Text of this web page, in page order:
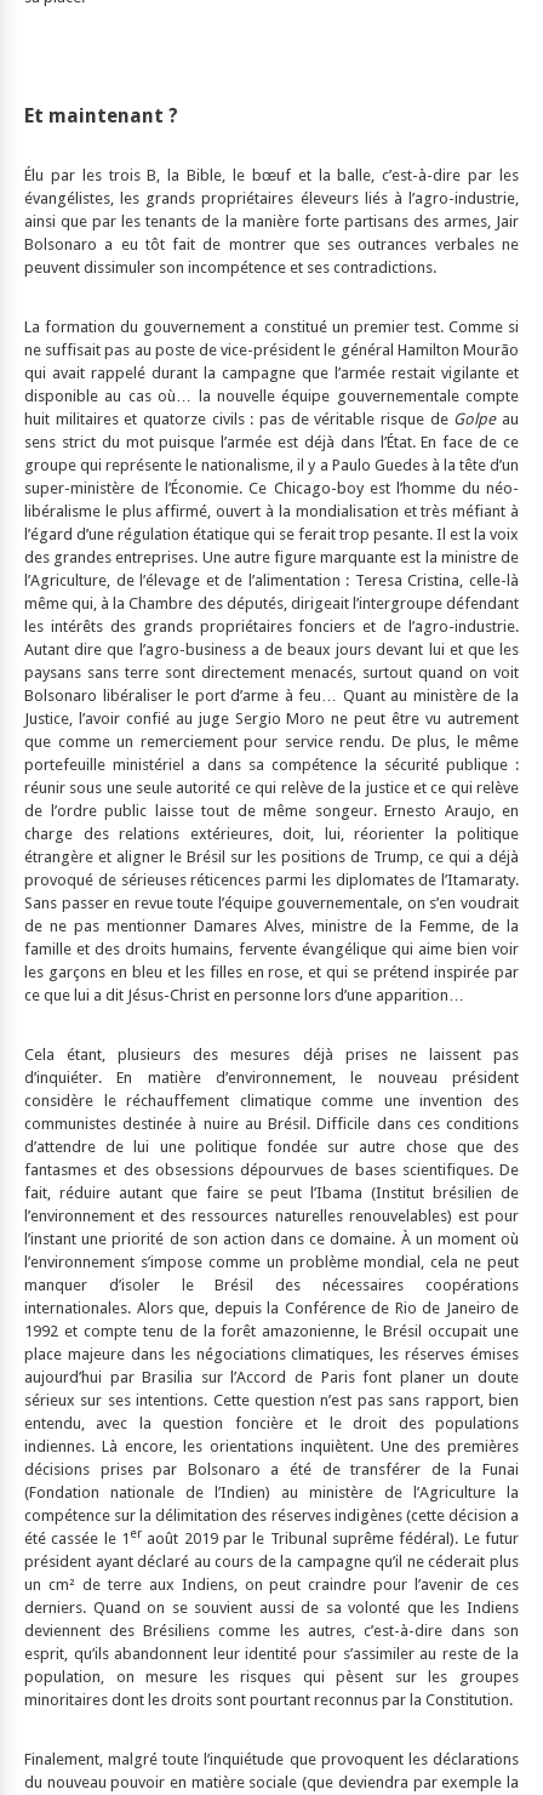
Et maintenant ?
Élu par les trois B, la Bible, le bœuf et la balle, c’est-à-dire par les
évangélistes, les grands propriétaires éleveurs liés à l’agro-industrie,
ainsi que par les tenants de la manière forte partisans des armes, Jair
Bolsonaro a eu tôt fait de montrer que ses outrances verbales ne
peuvent dissimuler son incompétence et ses contradictions.
La formation du gouvernement a constitué un premier test. Comme si
ne suffisait pas au poste de vice-président le général Hamilton Mourão
qui avait rappelé durant la campagne que l’armée restait vigilante et
disponible au cas où… la nouvelle équipe gouvernementale compte
huit militaires et quatorze civils : pas de véritable risque de Golpeau
sens strict du mot puisque l’armée est déjà dans l’État. En face de ce
groupe qui représente le nationalisme, il y a Paulo Guedes à la tête d’un
super-ministère de l’Économie. Ce Chicago-boy est l’homme du néo-
libéralisme le plus affirmé, ouvert à la mondialisation et très méfiant à
l’égard d’une régulation étatique qui se ferait trop pesante. Il est la voix
des grandes entreprises. Une autre figure marquante est la ministre de
l’Agriculture, de l’élevage et de l’alimentation : Teresa Cristina, celle-là
même qui, à la Chambre des députés, dirigeait l’intergroupe défendant
les intérêts des grands propriétaires fonciers et de l’agro-industrie.
Autant dire que l’agro-business a de beaux jours devant lui et que les
paysans sans terre sont directement menacés, surtout quand on voit
Bolsonaro libéraliser le port d’arme à feu… Quant au ministère de la
Justice, l’avoir confié au juge Sergio Moro ne peut être vu autrement
que comme un remerciement pour service rendu. De plus, le même
portefeuille ministériel a dans sa compétence la sécurité publique :
réunir sous une seule autorité ce qui relève de la justice et ce qui relève
de l’ordre public laisse tout de même songeur. Ernesto Araujo, en
charge des relations extérieures, doit, lui, réorienter la politique
étrangère et aligner le Brésil sur les positions de Trump, ce qui a déjà
provoqué de sérieuses réticences parmi les diplomates de l’Itamaraty.
Sans passer en revue toute l’équipe gouvernementale, on s’en voudrait
de ne pas mentionner Damares Alves, ministre de la Femme, de la
famille et des droits humains, fervente évangélique qui aime bien voir
les garçons en bleu et les filles en rose, et qui se prétend inspirée par
ce que lui a dit Jésus-Christ en personne lors d’une apparition…
Cela étant, plusieurs des mesures déjà prises ne laissent pas
d’inquiéter. En matière d’environnement, le nouveau président
considère le réchauffement climatique comme une invention des
communistes destinée à nuire au Brésil. Difficile dans ces conditions
d’attendre de lui une politique fondée sur autre chose que des
fantasmes et des obsessions dépourvues de bases scientifiques. De
fait, réduire autant que faire se peut l’Ibama (Institut brésilien de
l’environnement et des ressources naturelles renouvelables) est pour
l’instant une priorité de son action dans ce domaine. À un moment où
l’environnement s’impose comme un problème mondial, cela ne peut
manquer d’isoler le Brésil des nécessaires coopérations
internationales. Alors que, depuis la Conférence de Rio de Janeiro de
1992 et compte tenu de la forêt amazonienne, le Brésil occupait une
place majeure dans les négociations climatiques, les réserves émises
aujourd’hui par Brasilia sur l’Accord de Paris font planer un doute
sérieux sur ses intentions. Cette question n’est pas sans rapport, bien
entendu, avec la question foncière et le droit des populations
indiennes. Là encore, les orientations inquiètent. Une des premières
décisions prises par Bolsonaro a été de transférer de la Funai
(Fondation nationale de l’Indien) au ministère de l’Agriculture la
compétence sur la délimitation des réserves indigènes (cette décision a
été cassée le 1 er août 2019 par le Tribunal suprême fédéral). Le futur
président ayant déclaré au cours de la campagne qu’il ne céderait plus
un cm² de terre aux Indiens, on peut craindre pour l’avenir de ces
derniers. Quand on se souvient aussi de sa volonté que les Indiens
deviennent des Brésiliens comme les autres, c’est-à-dire dans son
esprit, qu’ils abandonnent leur identité pour s’assimiler au reste de la
population, on mesure les risques qui pèsent sur les groupes
minoritaires dont les droits sont pourtant reconnus par la Constitution.
Finalement, malgré toute l’inquiétude que provoquent les déclarations
du nouveau pouvoir en matière sociale (que deviendra par exemple la